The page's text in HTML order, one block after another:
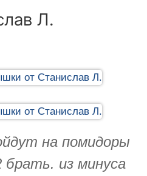
Л.
на помидоры
из минуса